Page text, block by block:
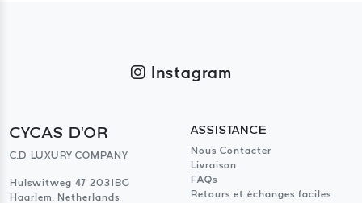
Instagram
CYCAS D'OR
C.D LUXURY COMPANY
Hulswitweg 47 2031BG
Haarlem, Netherlands
ASSISTANCE
Nous Contacter
Livraison
FAQs
Retours et échanges faciles